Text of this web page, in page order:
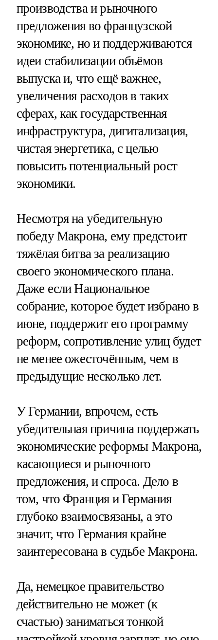
производства и рыночного
предложения во французской
экономике, но и поддерживаются
идеи стабилизации объёмов
выпуска и, что ещё важнее,
увеличения расходов в таких
сферах, как государственная
инфраструктура, дигитализация,
чистая энергетика, с целью
повысить потенциальный рост
экономики.
Несмотря на убедительную
победу Макрона, ему предстоит
тяжёлая битва за реализацию
своего экономического плана.
Даже если Национальное
собрание, которое будет избрано в
июне, поддержит его программу
реформ, сопротивление улиц будет
не менее ожесточённым, чем в
предыдущие несколько лет.
У Германии, впрочем, есть
убедительная причина поддержать
экономические реформы Макрона,
касающиеся и рыночного
предложения, и спроса. Дело в
том, что Франция и Германия
глубоко взаимосвязаны, а это
значит, что Германия крайне
заинтересована в судьбе Макрона.
Да, немецкое правительство
действительно не может (к
счастью) заниматься тонкой